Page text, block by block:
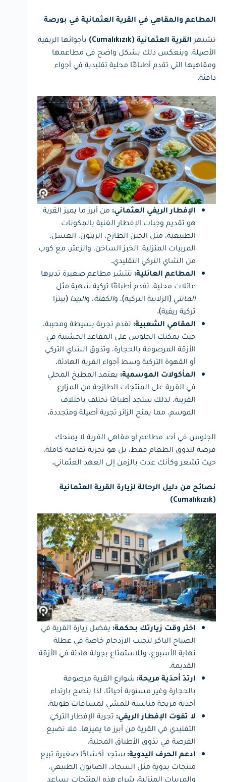
المطاعم والمقاهي في القرية العثمانية في بورصة
تشتهر القرية العثمانية (Cumalıkızık)
بأجوائها الريفية
الأصيلة، وينعكس ذلك بشكل واضح في مطاعمها
ومقاهيها التي تقدم أطباقًا محلية تقليدية في أجواء
دافئة.
الإفطار الريفي العثماني: من أبرز ما يميز القرية
هو تقديم وجبات الإفطار الغنية بالمكونات
الطبيعية، مثل الجبن الطازج، الزيتون، العسل،
المربيات المنزلية، الخبز الساخن، والزعتر، مع كوب
من الشاي التركي التقليدي.
المطاعم العائلية: تنتشر مطاعم صغيرة تديرها
عائلات محلية، تقدم أطباقًا تركية شهية مثل
المانتي (الزلابية التركية)، والكفتة، والبيدا (بيتزا
تركية ريفية).
المقاهي الشعبية: تقدم تجربة بسيطة ومحببة،
حيث يمكنك الجلوس على المقاعد الخشبية في
الأزقة المرصوفة بالحجارة، وتذوق الشاي التركي
أو القهوة التركية وسط أجواء القرية الهادئة.
المأكولات الموسمية: يعتمد المطبخ المحلي
في القرية على المنتجات الطازجة من المزارع
القريبة، لذلك ستجد أطباقًا تختلف باختلاف
الموسم، مما يمنح الزائر تجربة أصيلة ومتجددة.
الجلوس في أحد مطاعم أو مقاهي القرية لا يمنحك
فرصة لتذوق الطعام فقط، بل هو تجربة ثقافية كاملة،
حيث تشعر وكأنك عدت بالزمن إلى العهد العثماني.
نصائح من دليل الرحالة لزيارة القرية العثمانية
(Cumalıkızık)
اختر وقت زيارتك بحكمة: يفضل زيارة القرية في
الصباح الباكر لتجنب الازدحام خاصة في عطلة
نهاية الأسبوع، وللاستمتاع بجولة هادئة في الأزقة
القديمة.
ارتدِ أحذية مريحة: شوارع القرية مرصوفة
بالحجارة وغير مستوية أحيانًا، لذا ينصح بارتداء
أحذية مريحة مناسبة للمشي لمسافات طويلة.
لا تفوت الإفطار الريفي: تجربة الإفطار التركي
التقليدي في القرية من أبرز ما يميزها، فلا تضيع
الفرصة في تذوق الأطباق المحلية.
ادعم الحرف اليدوية: ستجد أكشاكًا صغيرة تبيع
منتجات يدوية مثل السجاد، الصابون الطبيعي،
والمربيات المنزلية. شراء هذه المنتجات يساعد